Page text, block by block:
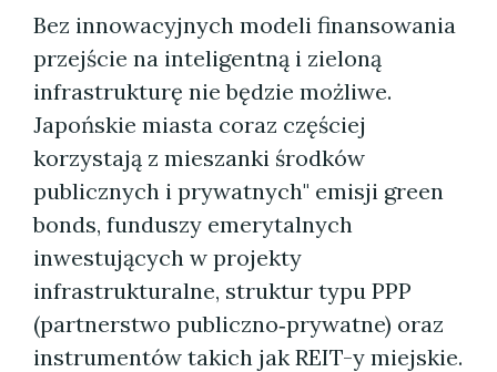
Bez innowacyjnych modeli finansowania
przejście na inteligentną i zieloną
infrastrukturę nie będzie możliwe.
Japońskie miasta coraz częściej
korzystają z mieszanki środków
publicznych i prywatnych" emisji green
bonds, funduszy emerytalnych
inwestujących w projekty
infrastrukturalne, struktur typu PPP
(partnerstwo publiczno‑prywatne) oraz
instrumentów takich jak REIT-y miejskie.